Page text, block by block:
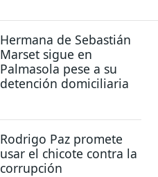
Hermana de Sebastián
Marset sigue en
Palmasola pese a su
detención domiciliaria
Rodrigo Paz promete
usar el chicote contra la
corrupción